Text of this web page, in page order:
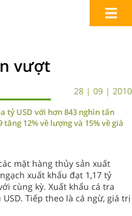
vượt
28 | 09 | 2010
tỷ USD với hơn 843 nghìn tấn
12% về lượng và 15% về giá
mặt hàng thủy sản xuất
xuất khẩu đạt 1,17 tỷ
cùng kỳ. Xuất khẩu cá tra
Tiếp theo là cá ngừ, giá trị